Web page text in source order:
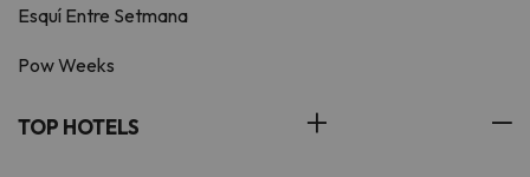
Esquí Entre Setmana
Pow Weeks
TOP HOTELS